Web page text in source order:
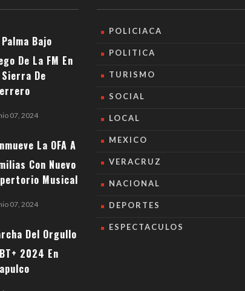
Bajo
De La FM En
De
07, 2024
La OFA A
Con Nuevo
Musical
07, 2024
Del Orgullo
2024 En
POLICIACA
POLITICA
TURISMO
SOCIAL
LOCAL
MEXICO
VERACRUZ
NACIONAL
DEPORTES
ESPECTACULOS